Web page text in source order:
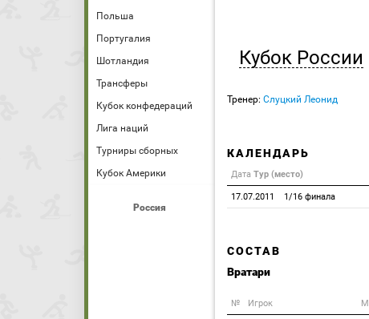
Польша
Португалия
Шотландия
Трансферы
Кубок конфедераций
Лига наций
Турниры сборных
Кубок Америки
Россия
Кубок России
Тренер: Слуцкий Леонид
КАЛЕНДАРЬ
Дата Тур (место)
17.07.2011 1/16 финала
СОСТАВ
Вратари
№ Игрок M